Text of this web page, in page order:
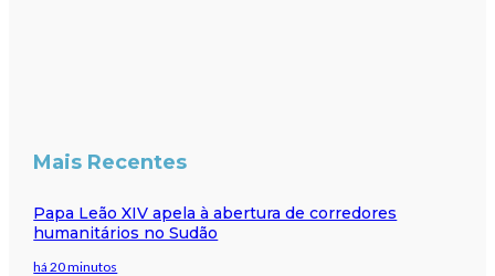
Mais Recentes
Papa Leão XIV apela à abertura de corredores
humanitários no Sudão
há 20 minutos